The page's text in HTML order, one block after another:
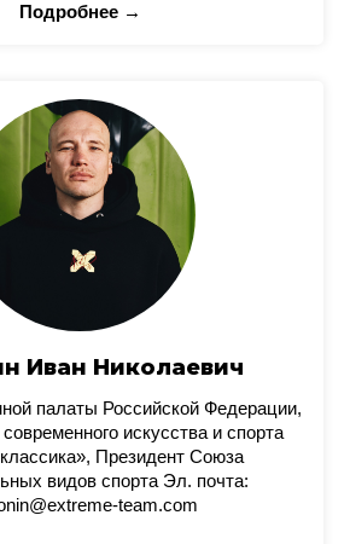
Подробнее →
Иван Николаевич
палаты Российской Федерации,
искусства и спорта
Президент Союза
видов спорта Эл. почта:
team.com